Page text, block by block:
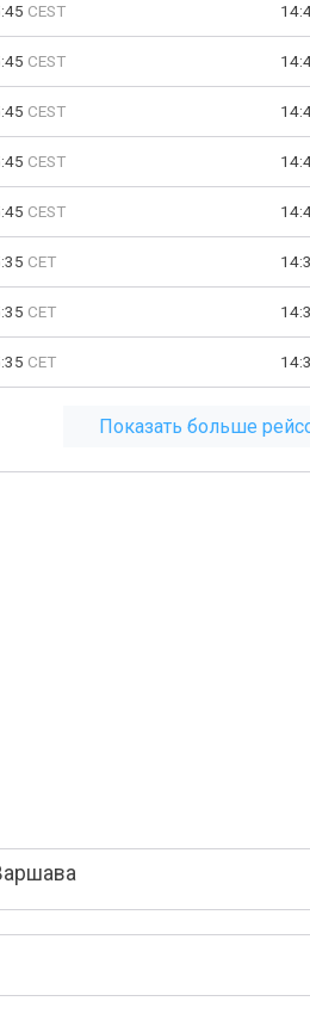
CEST
CEST
CEST
CEST
CEST
CET
CET
CET
Показать больше